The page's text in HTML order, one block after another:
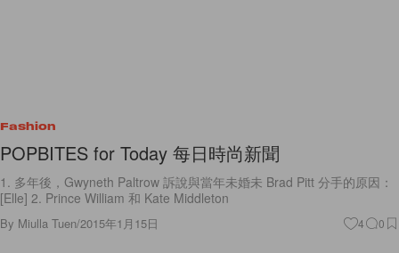
Fashion
POPBITES for Today 每日時尚新聞
1. 多年後，Gwyneth Paltrow 訴說與當年未婚未 Brad Pitt 分手的原因：
[Elle] 2. Prince William 和 Kate Middleton
By Miulla Tuen/2015年1月15日 4 0